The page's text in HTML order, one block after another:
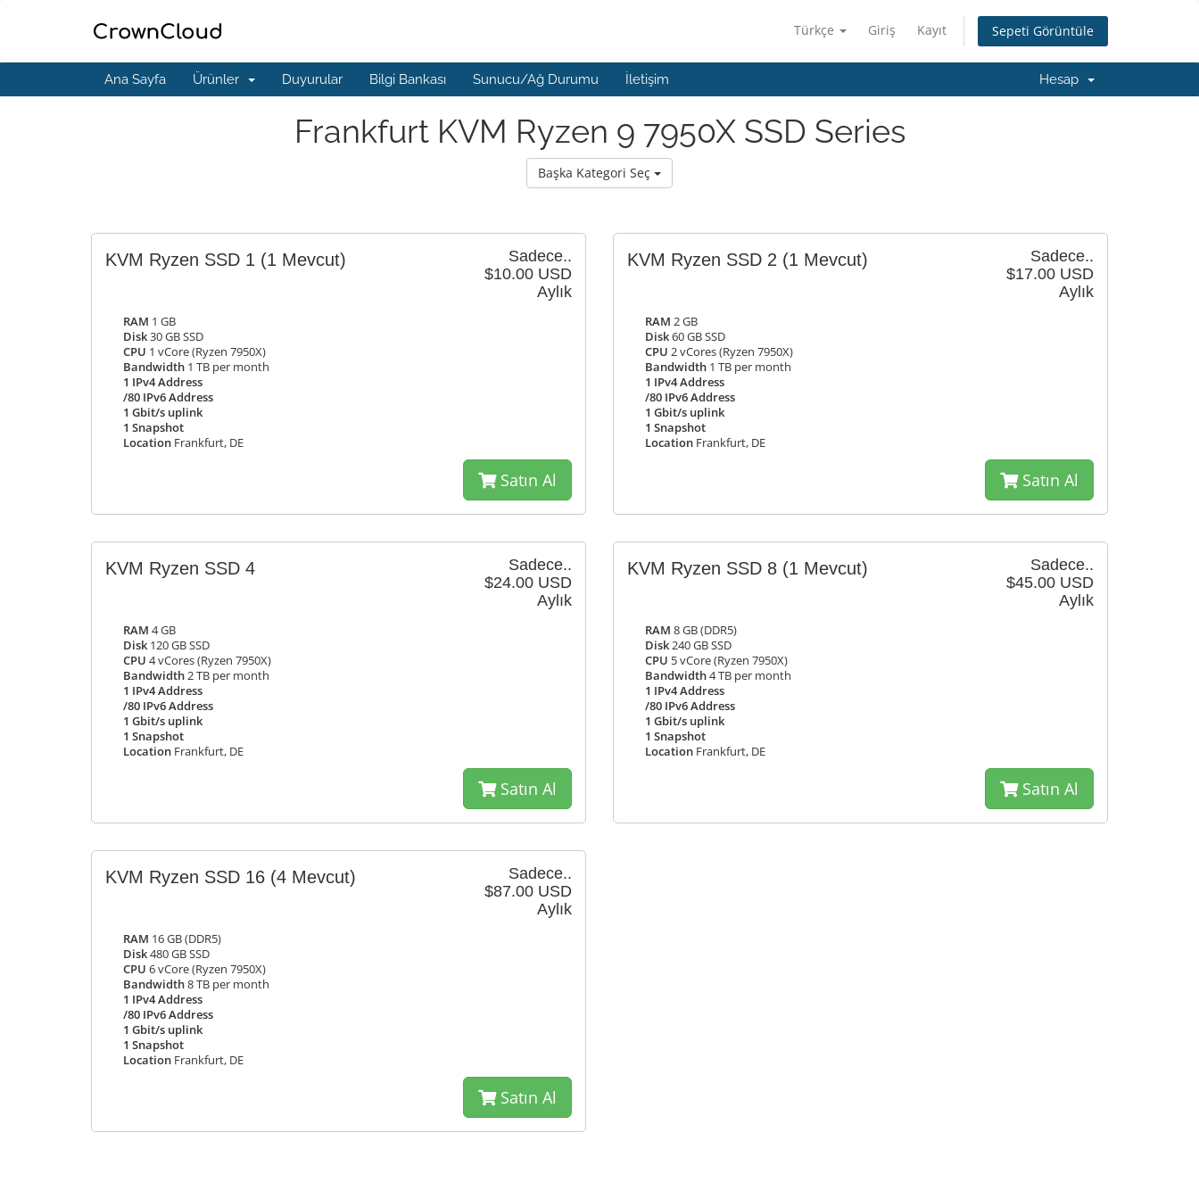
Türkçe Giriş Kayıt Sepeti Görüntüle
Ana Sayfa Ürünler Duyurular Bilgi Bankası Sunucu/Ağ Durumu İletişim Hesap
Frankfurt KVM Ryzen 9 7950X SSD Series
Başka Kategori Seç
Sadece..
$10.00 USD
Aylık
KVM Ryzen SSD 1 (1 Mevcut)
RAM 1 GB
Disk30 GB SSD
CPU 1 vCore (Ryzen 7950X)
Bandwidth 1 TB per month
1 IPv4 Address
/80 IPv6 Address
1 Gbit/s uplink
1 Snapshot
Location Frankfurt, DE
Satın Al
Sadece..
$17.00 USD
Aylık
KVM Ryzen SSD 2 (1 Mevcut)
RAM 2 GB
Disk60 GB SSD
CPU 2 vCores (Ryzen 7950X)
Bandwidth 1 TB per month
1 IPv4 Address
/80 IPv6 Address
1 Gbit/s uplink
1 Snapshot
Location Frankfurt, DE
Satın Al
Sadece..
$24.00 USD
Aylık
KVM Ryzen SSD 4
RAM 4 GB
Disk 120 GB SSD
CPU 4 vCores (Ryzen 7950X)
Bandwidth2 TB per month
1 IPv4 Address
/80 IPv6 Address
1 Gbit/s uplink
1 Snapshot
Location Frankfurt, DE
Satın Al
Sadece..
$45.00 USD
Aylık
KVM Ryzen SSD 8 (1 Mevcut)
RAM 8 GB (DDR5)
Disk240 GB SSD
CPU 5 vCore (Ryzen 7950X)
Bandwidth4 TB per month
1 IPv4 Address
/80 IPv6 Address
1 Gbit/s uplink
1 Snapshot
Location Frankfurt, DE
Satın Al
Sadece..
$87.00 USD
Aylık
KVM Ryzen SSD 16 (4 Mevcut)
RAM 16 GB (DDR5)
Disk480 GB SSD
CPU 6 vCore (Ryzen 7950X)
Bandwidth8 TB per month
1 IPv4 Address
/80 IPv6 Address
1 Gbit/s uplink
1 Snapshot
Location Frankfurt, DE
Satın Al